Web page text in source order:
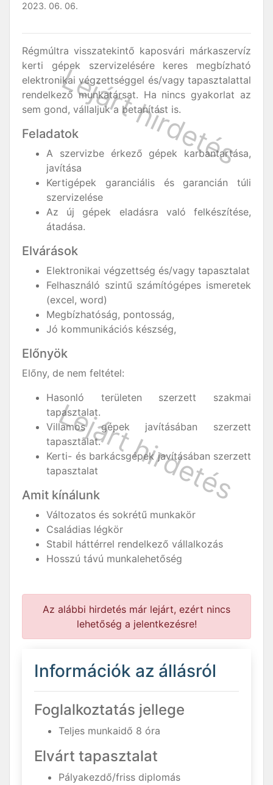
2023. 06. 06.
Régmúltra visszatekintő kaposvári márkaszervíz
kerti gépek szervizelésére keres megbízható
elektronikai végzettséggel és/vagy tapasztalattal
rendelkező munkatársat. Ha nincs gyakorlat az
sem gond, vállaljuk a betanítást is.
Feladatok
A szervizbe érkező gépek karbantartása,
javítása
Kertigépek garanciális és garancián túli
szervizelése
Az új gépek eladásra való felkészítése,
átadása.
Elvárások
Elektronikai végzettség és/vagy tapasztalat
Felhasználó szintű számítógépes ismeretek
(excel, word)
Megbízhatóság, pontosság,
Jó kommunikációs készség,
Előnyök
Előny, de nem feltétel:
Hasonló területen szerzett szakmai
tapasztalat.
Villamos gépek javításában szerzett
tapasztalat.
Kerti- és barkácsgépek javításában szerzett
tapasztalat
Amit kínálunk
Változatos és sokrétű munkakör
Családias légkör
Stabil háttérrel rendelkező vállalkozás
Hosszú távú munkalehetőség
Az alábbi hirdetés már lejárt, ezért nincs
lehetőség a jelentkezésre!
Információk az állásról
Foglalkoztatás jellege
Teljes munkaidő 8 óra
Elvárt tapasztalat
Pályakezdő/friss diplomás